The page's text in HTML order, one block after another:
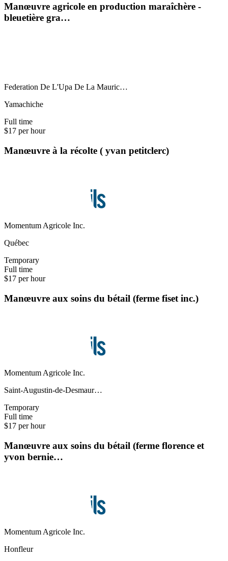
Manœuvre agricole en production maraîchère -
bleuetière gra…
Federation De L'Upa De La Mauric…
Yamachiche
Full time
$17 per hour
Manœuvre à la récolte ( yvan petitclerc)
Momentum Agricole Inc.
Québec
Temporary
Full time
$17 per hour
Manœuvre aux soins du bétail (ferme fiset inc.)
Momentum Agricole Inc.
Saint-Augustin-de-Desmaur…
Temporary
Full time
$17 per hour
Manœuvre aux soins du bétail (ferme florence et
yvon bernie…
Momentum Agricole Inc.
Honfleur